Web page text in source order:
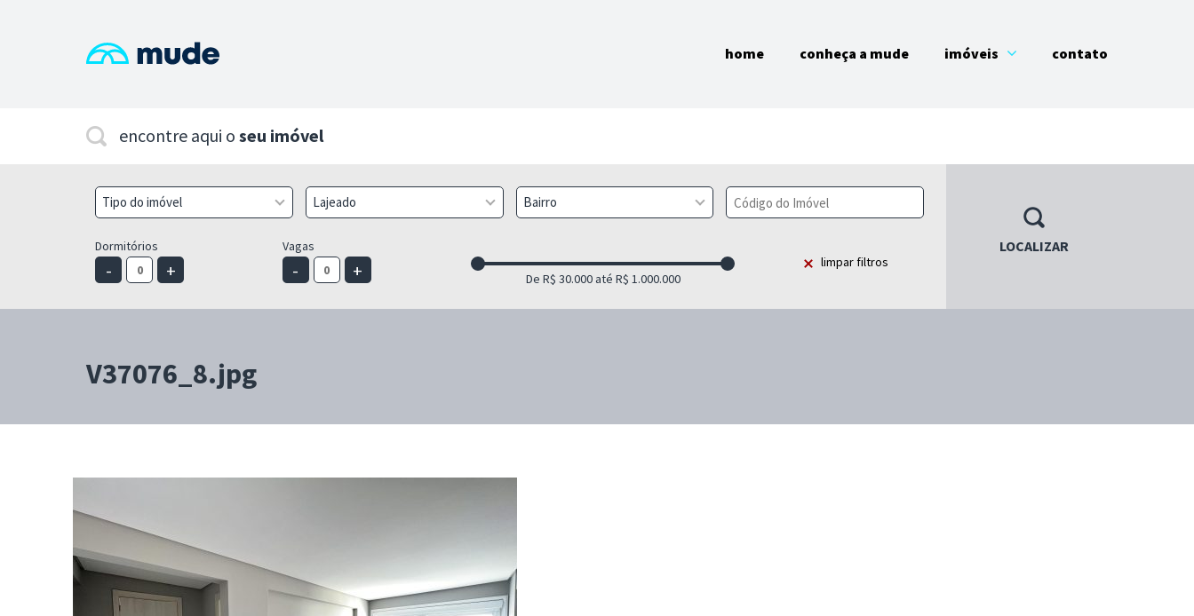
home conheça a mude imóveis contato
encontre aqui o seu imóvel
Tipo do imóvel Lajeado Bairro
Dormitórios
- +
Vagas
- + limpar filtros
LOCALIZAR
V37076_8.jpg